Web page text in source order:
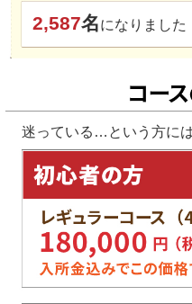
2,587名になりました
迷っている…という方に